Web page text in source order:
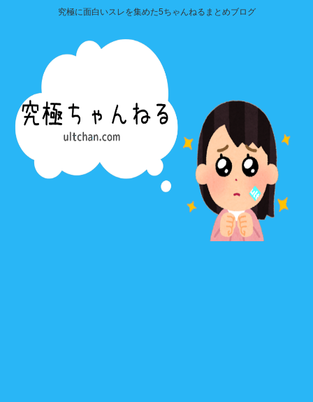
究極に面白いスレを集めた5ちゃんねるまとめブログ